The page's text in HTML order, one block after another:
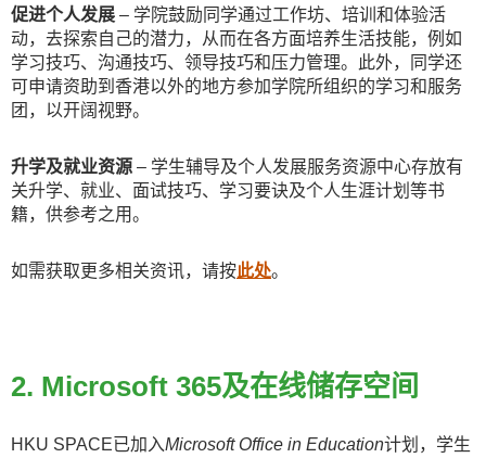
促进个人发展 – 学院鼓励同学通过工作坊、培训和体验活
动，去探索自己的潜力，从而在各方面培养生活技能，例如
学习技巧、沟通技巧、领导技巧和压力管理。此外，同学还
可申请资助到香港以外的地方参加学院所组织的学习和服务
团，以开阔视野。
升学及就业资源 – 学生辅导及个人发展服务资源中心存放有
关升学、就业、面试技巧、学习要诀及个人生涯计划等书
籍，供参考之用。​
如需获取更多相关资讯，请按此处。
2. Microsoft 365及在线储存空间
HKU SPACE已加入Microsoft Office in Education计划，学生